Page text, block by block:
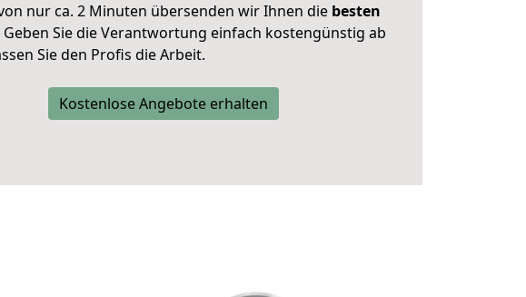
nur ca. 2 Minuten übersenden wir Ihnen die besten
Geben Sie die Verantwortung einfach kostengünstig ab
Sie den Profis die Arbeit.
Kostenlose Angebote erhalten